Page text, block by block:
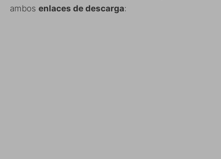
ambos enlaces de descarga: